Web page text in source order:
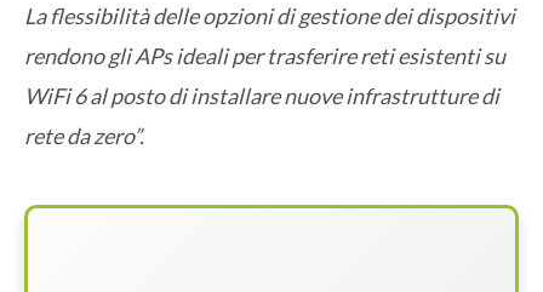
La flessibilità delle opzioni di gestione dei dispositivi
rendono gli APs ideali per trasferire reti esistenti su
WiFi 6 al posto di installare nuove infrastrutture di
rete da zero”.